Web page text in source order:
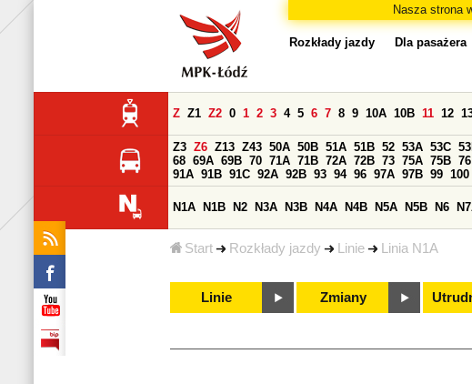
Nasza strona
Start Rozkłady jazdy Linie Linia N1A
Rozkłady jazdy Dla pasażera
Z Z1 Z2 0 1 2 3 4 5 6 7 8 9 10A 10B 11 12
Z3 Z6 Z13 Z43 50A 50B 51A 51B 52 53A 53C
68 69A 69B 70 71A 71B 72A 72B 73 75A 75B 76
91A 91B 91C 92A 92B 93 94 96 97A 97B 99 100
N1A N1B N2 N3A N3B N4A N4B N5A N5B N6
Linie Zmiany